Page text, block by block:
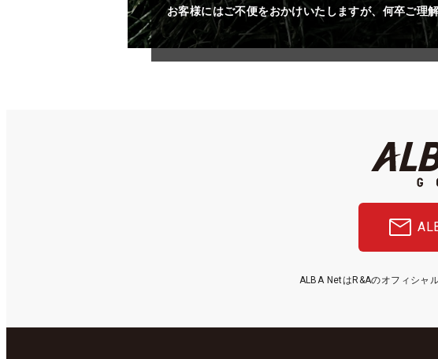
お客様にはご不便をおかけいたしますが、何卒ご理
ALBA NetはR&Aのオフィシャ